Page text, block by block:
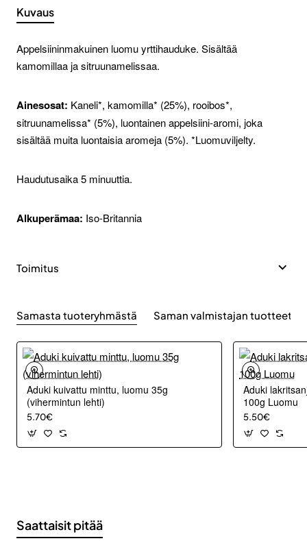
Kuvaus
Appelsiininmakuinen luomu yrttihauduke. Sisältää
kamomillaa ja sitruunamelissaa.
Ainesosat: Kaneli*, kamomilla* (25%), rooibos*,
sitruunamelissa* (5%), luontainen appelsiini-aromi, joka
sisältää muita luontaisia aromeja (5%). *Luomuviljelty.
Haudutusaika 5 minuuttia.
Alkuperämaa: Iso-Britannia
Toimitus
Samasta tuoteryhmästä Saman valmistajan tuotteet
Aduki kuivattu minttu, luomu 35g
(vihermintun lehti)
5.70€
Aduki
100g Luomu
5.50€
Saattaisit pitää